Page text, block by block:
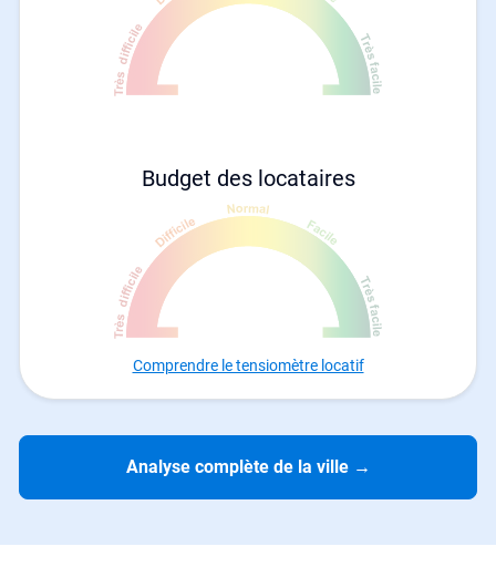
Budget des locataires
Comprendre le tensiomètre locatif
Analyse complète de la ville →